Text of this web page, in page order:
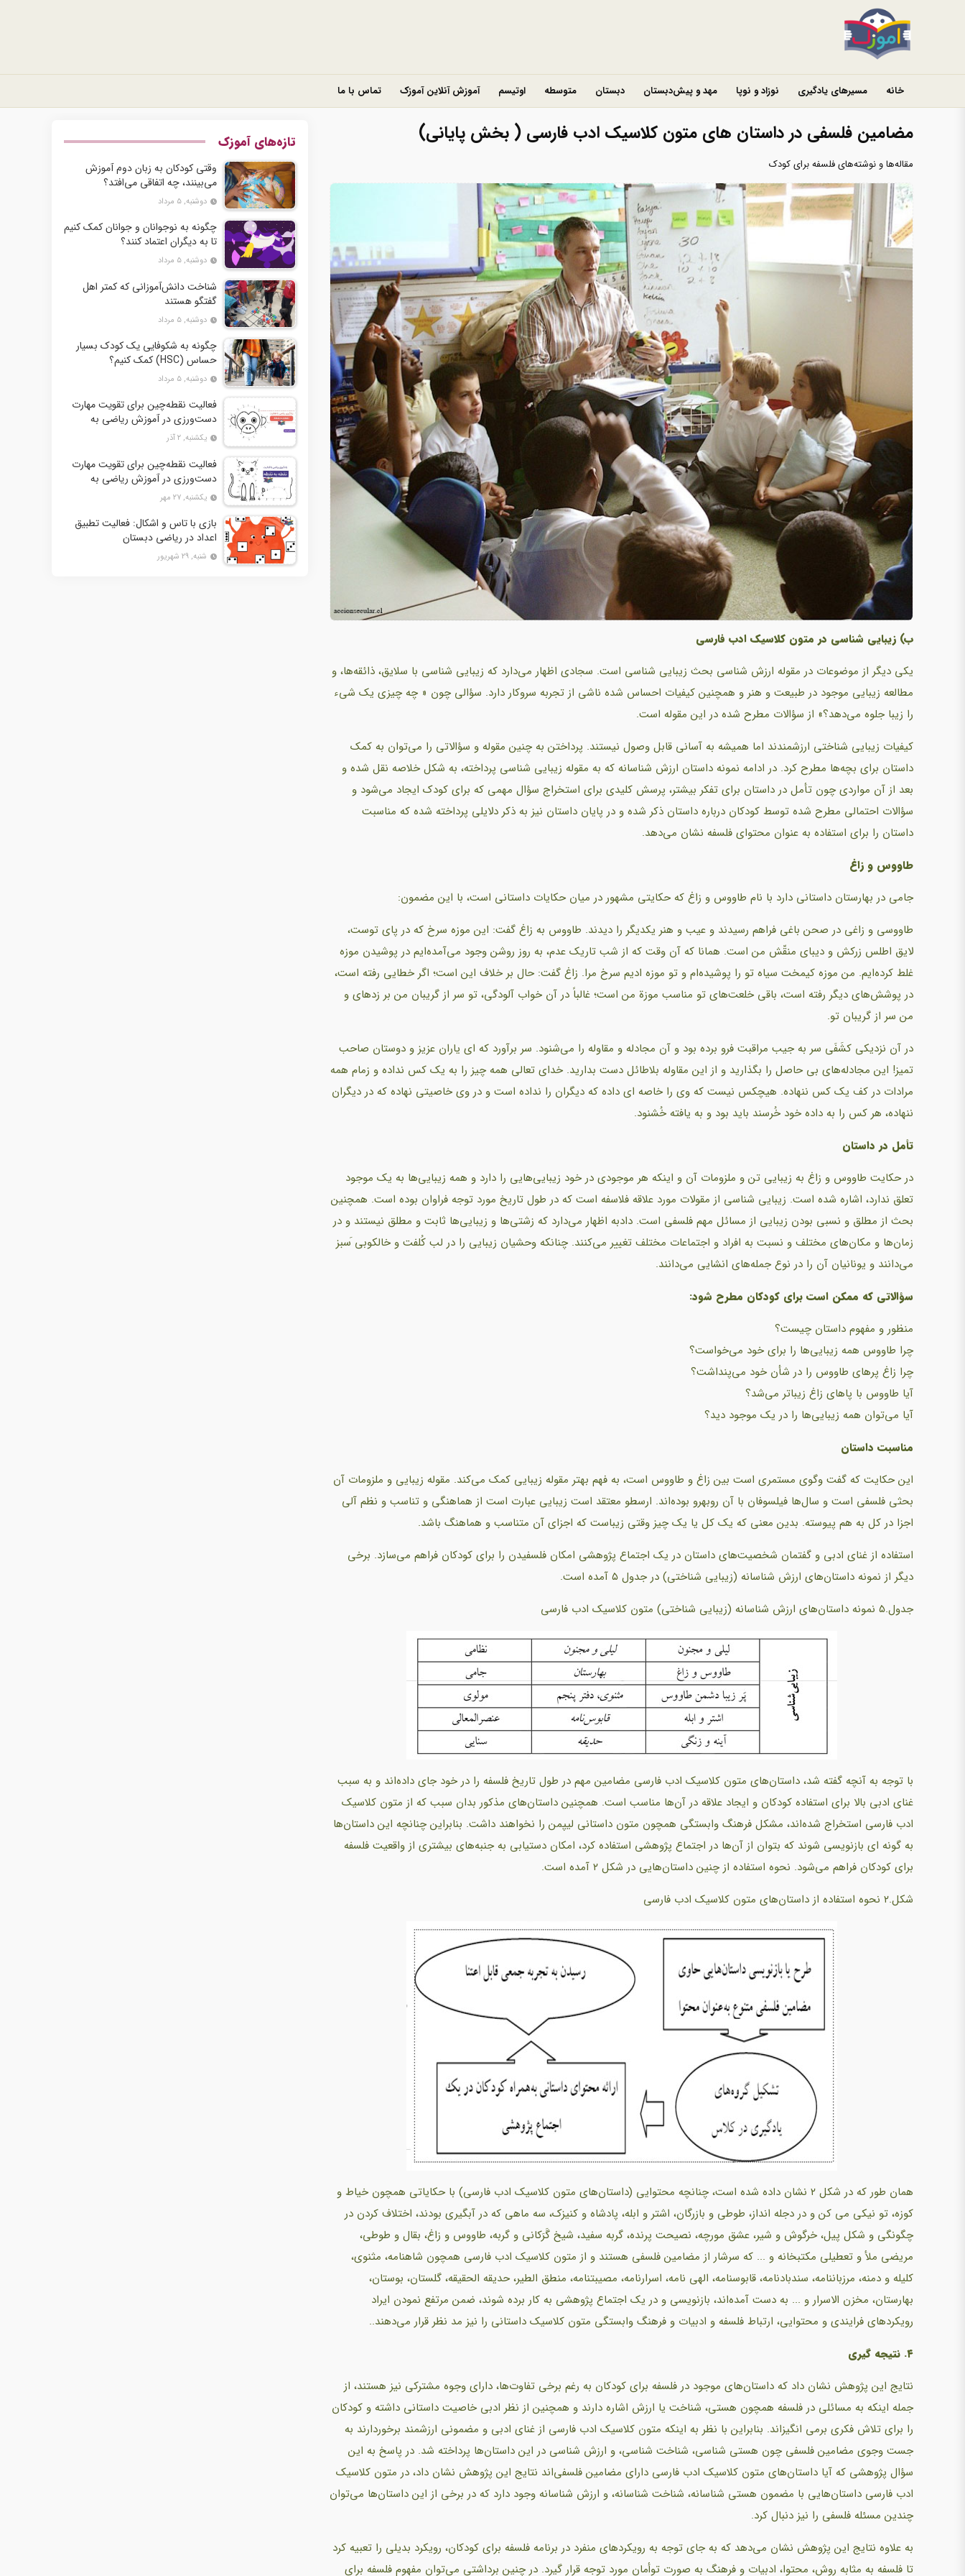
خانه مسیرهای یادگیری نوزاد و نوپا مهد و پیش‌دبستان دبستان متوسطه اوتیسم آموزش آنلاین آموزک تماس با ما
مضامین فلسفی در داستان های متون کلاسیک ادب فارسی ( بخش پایانی)
مقاله‌ها و نوشته‌های فلسفه برای کودک
ب) زیبایی شناسی در متون کلاسیک ادب فارسی
یکی دیگر از موضوعات در مقوله ارزش شناسی بحث زیبایی شناسی است. سجادی اظهار می‌دارد که زیبایی شناسی با سلایق، ذائقه‌ها، و
مطالعه زیبایی موجود در طبیعت و هنر و همچنین کیفیات احساس شده ناشی از تجربه سروکار دارد. سؤالی چون « چه چیزی یک شیء
را زیبا جلوه می‌دهد؟» از سؤالات مطرح شده در این مقوله است.
کیفیات زیبایی شناختی ارزشمندند اما همیشه به آسانی قابل وصول نیستند. پرداختن به چنین مقوله و سؤالاتی را می‌توان به کمک
داستان برای بچه‌ها مطرح کرد. در ادامه نمونه داستان ارزش شناسانه که به مقوله زیبایی شناسی پرداخته، به شکل خلاصه نقل شده و
بعد از آن مواردی چون تأمل در داستان برای تفکر بیشتر، پرسش کلیدی برای استخراج سؤال مهمی که برای کودک ایجاد می‌شود و
سؤالات احتمالی مطرح شده توسط کودکان درباره داستان ذکر شده و در پایان داستان نیز به ذکر دلایلی پرداخته شده که مناسبت
داستان را برای استفاده به عنوان محتوای فلسفه نشان می‌دهد.
طاووس و زاغ
جامی در بهارستان داستانی دارد با نام طاووس و زاغ که حکایتی مشهور در میان حکایات داستانی است، با این مضمون:
طاووسی و زاغی در صحن باغی فراهم رسیدند و عیب و هنر یکدیگر را دیدند. طاووس به زاغ گفت: این موزه سرخ که در پای توست،
لایق اطلس زرکش و دیبای منقّش من است. همانا که آن وقت که از شب تاریک عدم، به روز روشن وجود می‌آمده‌ایم در پوشیدن موزه
غلط کرده‌ایم. من موزه کیمخت سیاه تو را پوشیده‌ام و تو موزه ادیم سرخ مرا. زاغ گفت: حال بر خلاف این است؛ اگر خطایی رفته است،
در پوشش‌های دیگر رفته است، باقی خلعت‌های تو مناسب موزة من است؛ غالباً در آن خواب آلودگی، تو سر از گریبان من بر زدهای و
من سر از گریبان تو.
در آن نزدیکی کشَفَی سر به جیب مراقبت فرو برده بود و آن مجادله و مقاوله را می‌شنود. سر برآورد که ای یاران عزیز و دوستان صاحب
تمیز! این مجادله‌های بی حاصل را بگذارید و از این مقاوله بلاطائل دست بدارید. خدای تعالی همه چیز را به یک کس نداده و زمام همه
مرادات در کف یک کس ننهاده. هیچکس نیست که وی را خاصه ای داده که دیگران را نداده است و در وی خاصیتی نهاده که در دیگران
ننهاده، هر کس را به داده خود خُرسند باید بود و به یافته خُشنود.
تأمل در داستان
در حکایت طاووس و زاغ به زیبایی تن و ملزومات آن و اینکه هر موجودی در خود زیبایی‌هایی را دارد و همه زیبایی‌ها به یک موجود
تعلق ندارد، اشاره شده است. زیبایی شناسی از مقولات مورد علاقه فلاسفه است که در طول تاریخ مورد توجه فراوان بوده است. همچنین
بحث از مطلق و نسبی بودن زیبایی از مسائل مهم فلسفی است. دادبه اظهار می‌دارد که زشتی‌ها و زیبایی‌ها ثابت و مطلق نیستند و در
زمان‌ها و مکان‌های مختلف و نسبت به افراد و اجتماعات مختلف تغییر می‌کنند. چنانکه وحشیان زیبایی را در لب کُلفت و خالکوبی َسبز
می‌دانند و یونانیان آن را در نوع جمله‌های انشایی می‌دانند.
سؤالاتی که ممکن است برای کودکان مطرح شود:
منظور و مفهوم داستان چیست؟
چرا طاووس همه زیبایی‌ها را برای خود می‌خواست؟
چرا زاغ پرهای طاووس را در شأن خود می‌پنداشت؟
آیا طاووس با پاهای زاغ زیباتر می‌شد؟
آیا می‌توان همه زیبایی‌ها را در یک موجود دید؟
مناسبت داستان
این حکایت که گفت وگوی مستمری است بین زاغ و طاووس است، به فهم بهتر مقوله زیبایی کمک می‌کند. مقوله زیبایی و ملزومات آن
بحثی فلسفی است و سال‌ها فیلسوفان با آن روبهرو بوده‌اند. ارسطو معتقد است زیبایی عبارت است از هماهنگی و تناسب و نظم آلی
اجزا در کل به هم پیوسته. بدین معنی که یک کل یا یک چیز وقتی زیباست که اجزای آن متناسب و هماهنگ باشد.
استفاده از غنای ادبی و گفتمان شخصیت‌های داستان در یک اجتماع پژوهشی امکان فلسفیدن را برای کودکان فراهم می‌سازد. برخی
دیگر از نمونه داستان‌های ارزش شناسانه (زیبایی شناختی) در جدول ۵ آمده است.
جدول.۵ نمونه داستان‌های ارزش شناسانه (زیبایی شناختی) متون کلاسیک ادب فارسی
با توجه به آنچه گفته شد، داستان‌های متون کلاسیک ادب فارسی مضامین مهم در طول تاریخ فلسفه را در خود جای داده‌اند و به سبب
غنای ادبی بالا برای استفاده کودکان و ایجاد علاقه در آن‌ها مناسب است. همچنین داستان‌های مذکور بدان سبب که از متون کلاسیک
ادب فارسی استخراج شده‌اند، مشکل فرهنگ وابستگی همچون متون داستانی لیپمن را نخواهند داشت. بنابراین چنانچه این داستان‌ها
به گونه ای بازنویسی شوند که بتوان از آن‌ها در اجتماع پژوهشی استفاده کرد، امکان دستیابی به جنبه‌های بیشتری از واقعیت فلسفه
برای کودکان فراهم می‌شود. نحوه استفاده از چنین داستان‌هایی در شکل ۲ آمده است.
شکل.۲ نحوه استفاده از داستان‌های متون کلاسیک ادب فارسی
همان طور که در شکل ۲ نشان داده شده است، چنانچه محتوایی (داستان‌های متون کلاسیک ادب فارسی) با حکایاتی همچون خیاط و
کوزه، تو نیکی می کن و در دجله انداز، طوطی و بازرگان، اشتر و ابله، پادشاه و کنیزک، سه ماهی که در آبگیری بودند، اختلاف کردن در
چگونگی و شکل پیل، خرگوش و شیر، عشق مورچه، نصیحت پرنده، گربه سفید، شیخ گَرَکانی و گربه، طاووس و زاغ، بقال و طوطی،
مریضی ملأ و تعطیلی مکتبخانه و ... که سرشار از مضامین فلسفی هستند و از متون کلاسیک ادب فارسی همچون شاهنامه، مثنوی،
کلیله و دمنه، مرزباننامه، سندبادنامه، قابوسنامه، الهی نامه، اسرارنامه، مصیبتنامه، منطق الطیر، حدیقه الحقیقه، گلستان، بوستان،
بهارستان، مخزن الاسرار و ... به دست آمده‌اند، بازنویسی و در یک اجتماع پژوهشی به کار برده شوند، ضمن مرتفع نمودن ایراد
رویکردهای فرایندی و محتوایی، ارتباط فلسفه و ادبیات و فرهنگ وابستگی متون کلاسیک داستانی را نیز مد نظر قرار می‌دهند..
۴. نتیجه گیری
نتایج این پژوهش نشان داد که داستان‌های موجود در فلسفه برای کودکان به رغم برخی تفاوت‌ها، دارای وجوه مشترکی نیز هستند، از
جمله اینکه به مسائلی در فلسفه همچون هستی، شناخت یا ارزش اشاره دارند و همچنین از نظر ادبی خاصیت داستانی داشته و کودکان
را برای تلاش فکری برمی انگیزاند. بنابراین با نظر به اینکه متون کلاسیک ادب فارسی از غنای ادبی و مضمونی ارزشمند برخوردارند به
جست وجوی مضامین فلسفی چون هستی شناسی، شناخت شناسی، و ارزش شناسی در این داستان‌ها پرداخته شد. در پاسخ به این
سؤال پژوهشی که آیا داستان‌های متون کلاسیک ادب فارسی دارای مضامین فلسفی‌اند نتایج این پژوهش نشان داد، در متون کلاسیک
ادب فارسی داستان‌هایی با مضمون هستی شناسانه، شناخت شناسانه، و ارزش شناسانه وجود دارد که در برخی از این داستان‌ها می‌توان
چندین مسئله فلسفی را نیز دنبال کرد.
به علاوه نتایج این پژوهش نشان می‌دهد که به جای توجه به رویکردهای منفرد در برنامه فلسفه برای کودکان، رویکرد بدیلی را تعبیه کرد
تا فلسفه به مثابه روش، محتوا، ادبیات و فرهنگ به صورت توأمان مورد توجه قرار گیرد. در چنین برداشتی می‌توان مفهوم فلسفه برای
تازه‌های آموزک
وقتی کودکان به زبان دوم آموزش
می‌بینند، چه اتفاقی می‌افتد؟
دوشنبه, ۵ مرداد
چگونه به نوجوانان و جوانان کمک کنیم
تا به دیگران اعتماد کنند؟
دوشنبه, ۵ مرداد
شناخت دانش‌آموزانی که کمتر اهل
گفتگو هستند
دوشنبه, ۵ مرداد
چگونه به شکوفایی یک کودک بسیار
حساس (HSC) کمک کنیم؟
دوشنبه, ۵ مرداد
فعالیت نقطه‌چین برای تقویت مهارت
دست‌ورزی در آموزش ریاضی به
یکشنبه, ۲ آذر
فعالیت نقطه‌چین برای تقویت مهارت
دست‌ورزی در آموزش ریاضی به
کودکان+ 10 کاربرگ فعالیت
یکشنبه, ۲۷ مهر
بازی با تاس و اشکال: فعالیت تطبیق
اعداد در ریاضی دبستان
شنبه, ۲۹ شهریور